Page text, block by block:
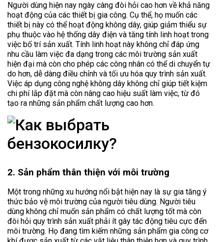
Người dùng hiện nay ngày càng đòi hỏi cao hơn về khả năng
hoạt động của các thiết bị gia công. Cụ thể, họ muốn các
thiết bị này có thể hoạt động không dây, giúp giảm thiểu sự
phụ thuộc vào hệ thống dây điện và tăng tính linh hoạt trong
việc bố trí sản xuất. Tính linh hoạt này không chỉ đáp ứng
nhu cầu làm việc đa dạng trong các môi trường sản xuất
hiện đại mà còn cho phép các công nhân có thể di chuyển tự
do hơn, dễ dàng điều chỉnh và tối ưu hóa quy trình sản xuất.
Việc áp dụng công nghệ không dây không chỉ giúp tiết kiệm
chi phí lắp đặt mà còn nâng cao hiệu suất làm việc, từ đó
tạo ra những sản phẩm chất lượng cao hơn.
2. Sản phẩm thân thiện với môi trường
Một trong những xu hướng nổi bật hiện nay là sự gia tăng ý
thức bảo vệ môi trường của người tiêu dùng. Người tiêu
dùng không chỉ muốn sản phẩm có chất lượng tốt mà còn
đòi hỏi quy trình sản xuất phải ít gây tác động tiêu cực đến
môi trường. Họ đang tìm kiếm những sản phẩm gia công cơ